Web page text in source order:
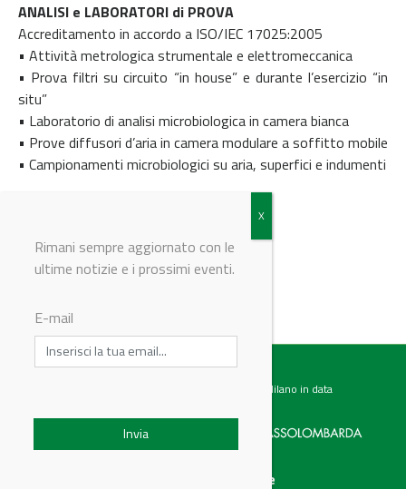
ANALISI e LABORATORI di PROVA
Accreditamento in accordo a ISO/IEC 17025:2005
• Attività metrologica strumentale e elettromeccanica
• Prova filtri su circuito “in house” e durante l’esercizio “in
situ”
• Laboratorio di analisi microbiologica in camera bianca
• Prove diffusori d’aria in camera modulare a soffitto mobile
• Campionamenti microbiologici su aria, superfici e indumenti
Testata giornalistica registrata presso il Tribunale di Milano in data
Categorie
Rimani sempre aggiornato con le
ultime notizie e i prossimi eventi.
E-mail